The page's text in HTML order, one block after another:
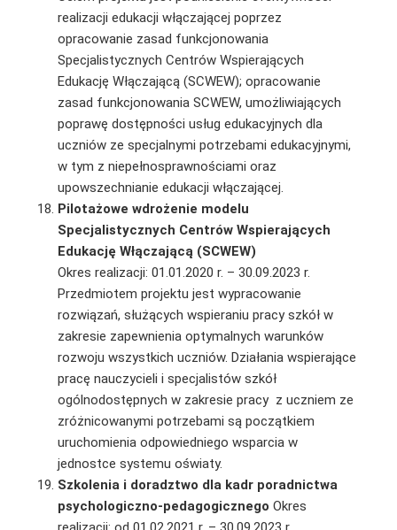
realizacji edukacji włączającej poprzez
opracowanie zasad funkcjonowania
Specjalistycznych Centrów Wspierających
Edukację Włączającą (SCWEW); opracowanie
zasad funkcjonowania SCWEW, umożliwiających
poprawę dostępności usług edukacyjnych dla
uczniów ze specjalnymi potrzebami edukacyjnymi,
w tym z niepełnosprawnościami oraz
upowszechnianie edukacji włączającej.
Pilotażowe wdrożenie modelu
Specjalistycznych Centrów Wspierających
Edukację Włączającą (SCWEW)
Okres realizacji: 01.01.2020 r. – 30.09.2023 r.
Przedmiotem projektu jest wypracowanie
rozwiązań, służących wspieraniu pracy szkół w
zakresie zapewnienia optymalnych warunków
rozwoju wszystkich uczniów. Działania wspierające
pracę nauczycieli i specjalistów szkół
ogólnodostępnych w zakresie pracy z uczniem ze
zróżnicowanymi potrzebami są początkiem
uruchomienia odpowiedniego wsparcia w
jednostce systemu oświaty.
Szkolenia i doradztwo dla kadr poradnictwa
psychologiczno-pedagogicznego Okres